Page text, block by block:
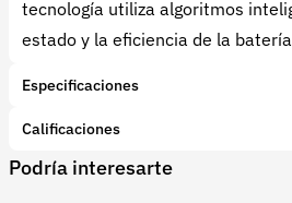
tecnología utiliza algoritmos
estado y la eficiencia de la
Especificaciones
Marca:
Ecoflow
Tipo de producto:Insumo
Calificaciones
1 Star
2 Star
3 Star4 Star
Podría interesarte